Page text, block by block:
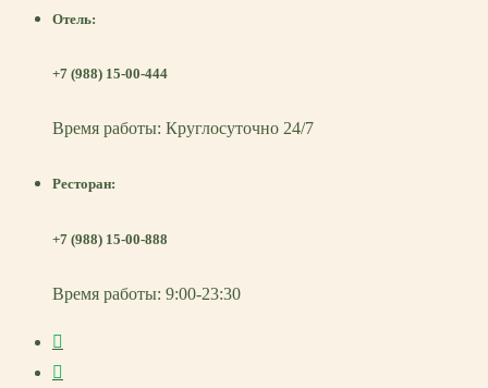
Отель:
+7 (988) 15-00-444
Время работы: Круглосуточно 24/7
Ресторан:
+7 (988) 15-00-888
Время работы: 9:00-23:30